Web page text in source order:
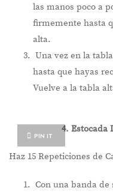
las manos poco a
firmemente hasta
alta.
Una vez en la
hasta que hayas
Vuelve a la tabla
PIN IT
4. Estocada
Haz 15 Repeticiones de
Con una banda